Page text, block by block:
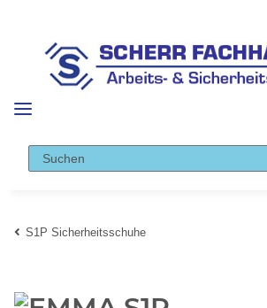
S1P Sicherheitsschuhe